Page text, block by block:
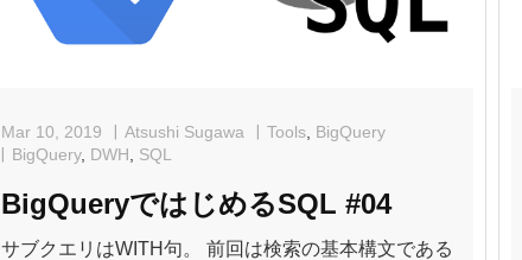
Mar 10, 2019 Atsushi Sugawa Tools BigQuery
BigQuery, DWH SQL
BigQueryではじめるSQL #04
サブクエリはWITH句。 前回は検索の基本構文である